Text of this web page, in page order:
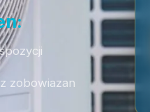
zobowiazan